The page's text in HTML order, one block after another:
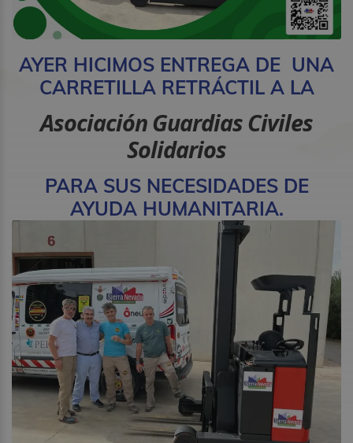
AYER HICIMOS ENTREGA DE UNA
CARRETILLA RETRÁCTIL A LA
Asociación Guardias Civiles
Solidarios
PARA SUS NECESIDADES DE
AYUDA HUMANITARIA.